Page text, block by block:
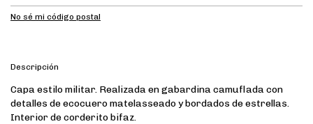
No sé mi código postal
Descripción
Capa estilo militar. Realizada en gabardina camuflada con
detalles de ecocuero matelasseado y bordados de estrellas.
Interior de corderito bifaz.